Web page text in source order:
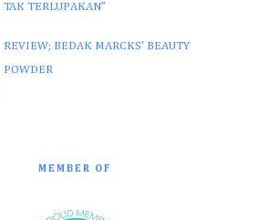
TAK TERLUPAKAN”
REVIEW; BEDAK MARCKS' BEAUTY
POWDER
MEMBER OF